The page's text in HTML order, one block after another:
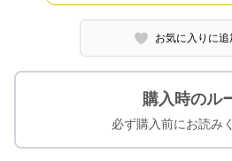
お気に入りに追
購入時のル
必ず購入前にお読み